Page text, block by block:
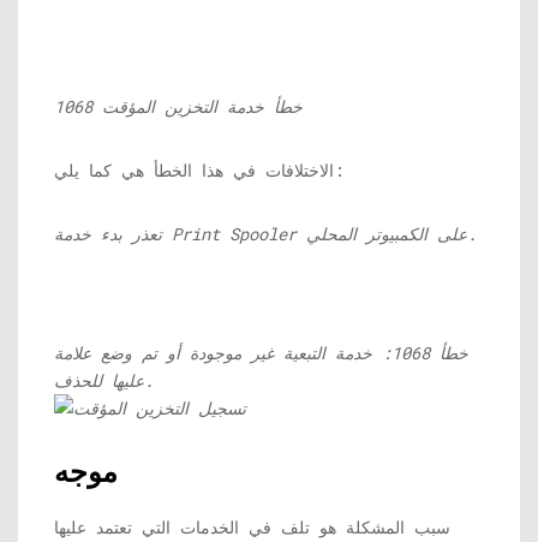
خطأ خدمة التخزين المؤقت 1068
الاختلافات في هذا الخطأ هي كما يلي:
تعذر بدء خدمة Print Spooler على الكمبيوتر المحلي.
خطأ 1068: خدمة التبعية غير موجودة أو تم وضع علامة
عليها للحذف.
موجه
سبب المشكلة هو تلف في الخدمات التي تعتمد عليها